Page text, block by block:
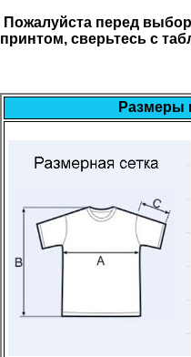
Пожалуйста перед
принтом, сверьтесь с
Размеры